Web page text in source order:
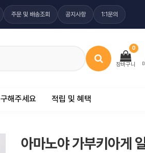
주문 및 배송조회 공지사항 1:1문의
장바구니
0
구해주세요 적립 및 혜택
아마노야 가부키아게